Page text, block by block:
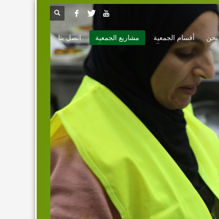
أقسام الجمعية مشاريع الجمعية اتصل بنا